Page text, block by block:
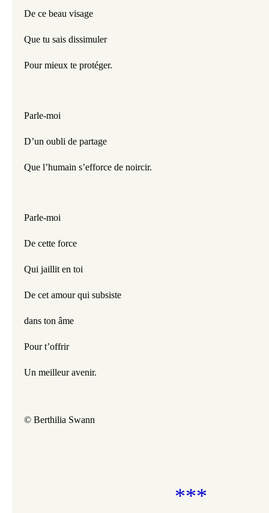
De ce beau visage
Que tu sais dissimuler
Pour mieux te protéger.
Parle-moi
D’un oubli de partage
Que l’humain s’efforce de noircir.
Parle-moi
De cette force
Qui jaillit en toi
De cet amour qui subsiste
dans ton âme
Pour t’offrir
Un meilleur avenir.
© Berthilia Swann
***